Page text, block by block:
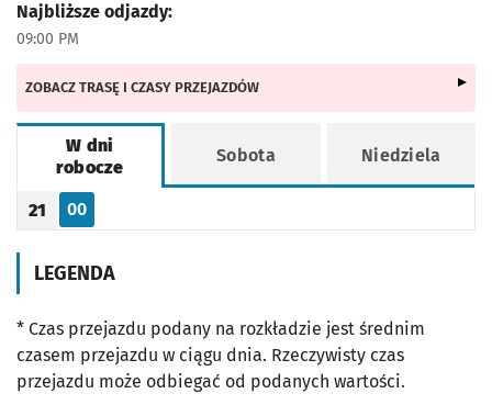
Najbliższe odjazdy:
09:00 PM
ZOBACZ TRASĘ I CZASY PRZEJAZDÓW
W dni
robocze
Sobota Niedziela
Rozkład jazdy -
Godzina odjazdu
21
Odjazd
00
minut po godzinie 21
LEGENDA
* Czas przejazdu podany na rozkładzie jest średnim
czasem przejazdu w ciągu dnia. Rzeczywisty czas
przejazdu może odbiegać od podanych wartości.